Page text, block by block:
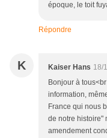
époque, le toit
Répondre
K Kaiser Hans 18/
Bonjour à
information,
France qui nous
de notre histoire"
amendement